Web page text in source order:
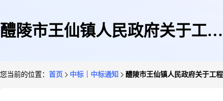
醴陵市王仙镇人民政府关于工程
您当前的位置： 首页 中标｜中标通知 醴陵市王仙镇人民政府关于工